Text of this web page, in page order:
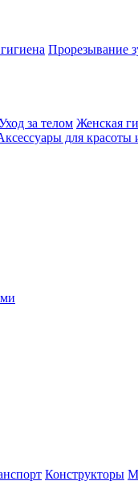
Прорезывание
за телом Женская
для красоты
Конструкторы